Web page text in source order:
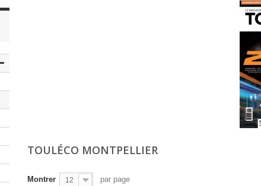
TOULÉCO MONTPELLIER
Montrer 12 par page